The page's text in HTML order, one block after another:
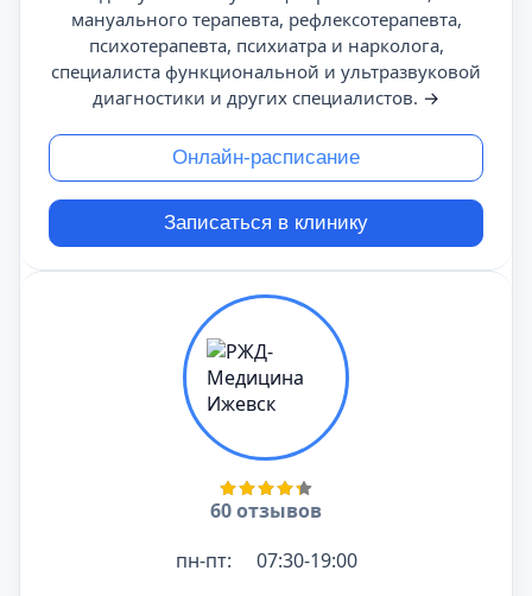
мануального терапевта, рефлексотерапевта,
психотерапевта, психиатра и нарколога,
специалиста функциональной и ультразвуковой
диагностики и других специалистов. →
Онлайн-расписание
Записаться в клинику
60 отзывов
пн-пт:
07:30-19:00